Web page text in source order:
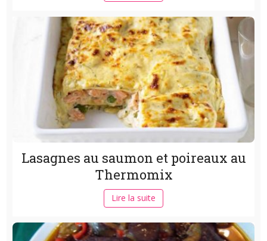
Lasagnes au saumon et poireaux au
Thermomix
Lire la suite